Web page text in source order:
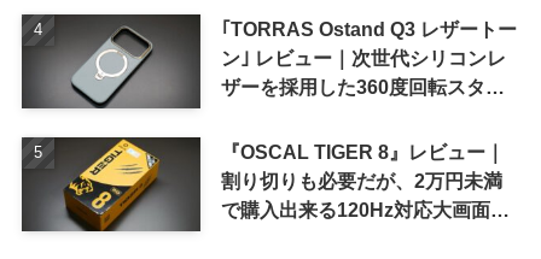
｢TORRAS Ostand Q3 レザートー
ン｣ レビュー｜次世代シリコンレ
ザーを採用した360度回転スタン
『OSCAL TIGER 8』レビュー｜
割り切りも必要だが、2万円未満
で購入出来る120Hz対応大画面ス